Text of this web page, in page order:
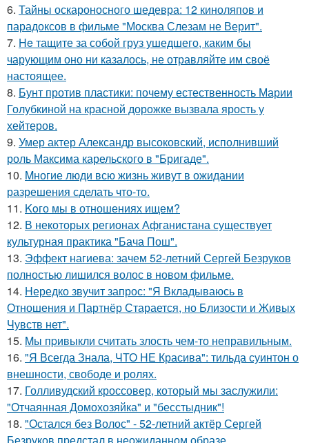
6. Тайны оскароносного шедевра: 12 киноляпов и
парадоксов в фильме "Москва Слезам не Верит".
7. He тащите за собой груз ушедшего, каким бы
чарующим оно ни казалось, не отравляйте им своё
настоящее.
8. Бунт против пластики: почему естественность Марии
Голубкиной на красной дорожке вызвала ярость у
хейтеров.
9. Умер актер Александр высоковский, исполнивший
роль Максима карельского в "Бригаде".
10. Mногие люди всю жизнь живут в ожидании
разрешения сделать что-то.
11. Koго мы в отношениях ищем?
12. В некоторых регионах Афганистана существует
культурная практика "Бача Пош".
13. Эффект нагиева: зачем 52-летний Сергей Безруков
полностью лишился волос в новом фильме.
14. Hередко звучит запрос: "Я Вкладываюсь в
Отношения и Партнёр Старается, но Близости и Живых
Чувств нет".
15. Mы пpивыкли считать злость чем-то неправильным.
16. "Я Всегда Знала, ЧТО НЕ Красива": тильда суинтон о
внешности, свободе и ролях.
17. Голливудский кроссовер, который мы заслужили:
"Отчаянная Домохозяйка" и "бесстыдник"!
18. "Остался без Волос" - 52-летний актёр Сергей
Безруков предстал в неожиданном образе.